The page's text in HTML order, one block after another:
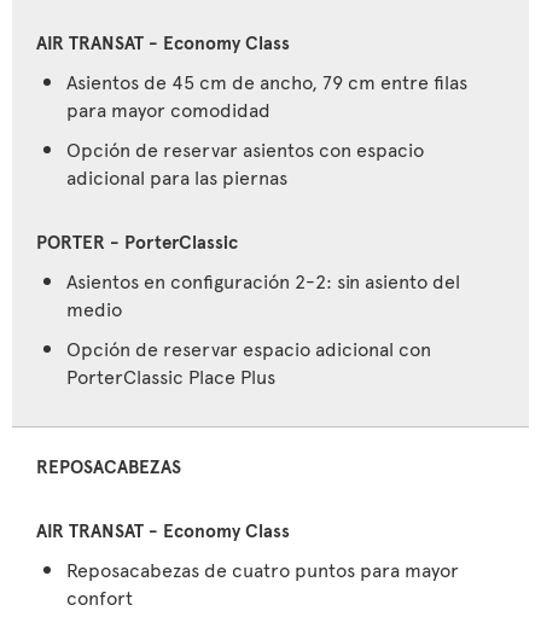
Asientos de 45 cm de ancho, 79 cm entre filas
para mayor comodidad
Opción de reservar asientos con espacio
adicional para las piernas
Asientos en configuración 2-2: sin asiento del
medio
Opción de reservar espacio adicional con
PorterClassic Place Plus
REPOSACABEZAS
Reposacabezas de cuatro puntos para mayor
confort